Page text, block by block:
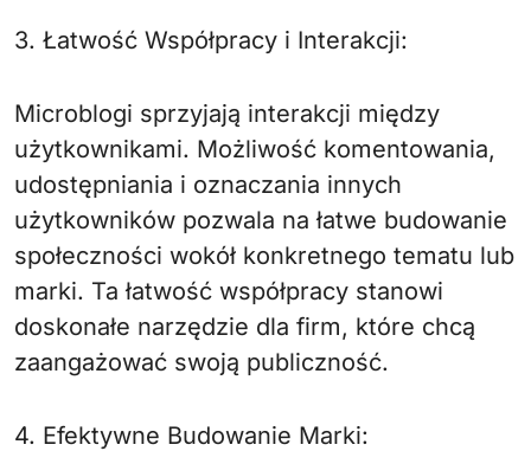
3. Łatwość Współpracy i Interakcji:
Microblogi sprzyjają interakcji między
użytkownikami. Możliwość komentowania,
udostępniania i oznaczania innych
użytkowników pozwala na łatwe budowanie
społeczności wokół konkretnego tematu lub
marki. Ta łatwość współpracy stanowi
doskonałe narzędzie dla firm, które chcą
zaangażować swoją publiczność.
4. Efektywne Budowanie Marki: